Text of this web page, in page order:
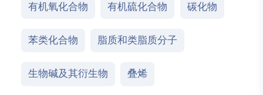
有机氧化合物 有机硫化合物 碳化物
苯类化合物 脂质和类脂质分子
生物碱及其衍生物 叠烯